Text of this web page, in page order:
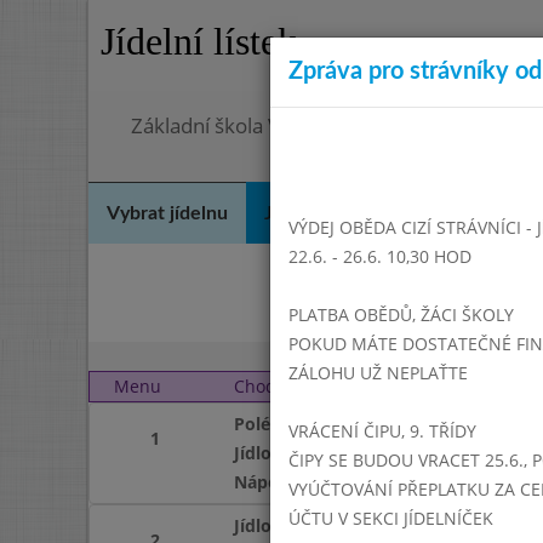
Jídelní lístek
Základní škola Vrbno pod Pradědem, okres
Vybrat jídelnu Jídelní lístek
Menu
Chod Úterý 1. 10. 2019 (11:15
1
Polévka
Jídlo
Nápoj
Jídlo
Zpráva pro strávníky
VÝDEJ OBĚDA CIZÍ STRÁVNÍCI -
22.6. - 26.6. 10,30 HOD
PLATBA OBĚDŮ, ŽÁCI ŠKOLY
POKUD MÁTE DOSTATEČNÉ
ZÁLOHU UŽ NEPLAŤTE
VRÁCENÍ ČIPU, 9. TŘÍDY
ČIPY SE BUDOU VRACET 25.6.,
VYÚČTOVÁNÍ PŘEPLATKU ZA
ÚČTU V SEKCI JÍDELNÍČEK